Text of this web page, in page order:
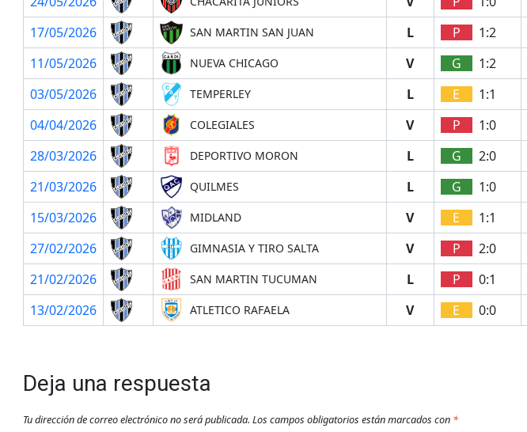
17/05/2026
SAN MARTIN SAN JUAN L P 1:2
11/05/2026
NUEVA CHICAGO V G 1:2
03/05/2026
TEMPERLEY L E 1:1
04/04/2026
COLEGIALES V P 1:0
28/03/2026
DEPORTIVO MORON L G 2:0
21/03/2026
QUILMES L G 1:0
15/03/2026
MIDLAND V E 1:1
27/02/2026
GIMNASIA Y TIRO SALTA V P 2:0
21/02/2026
SAN MARTIN TUCUMAN L P 0:1
13/02/2026
ATLETICO RAFAELA V E 0:0
Deja una respuesta
Tu dirección de correo electrónico no será publicada. Los campos obligatorios están marcados con *